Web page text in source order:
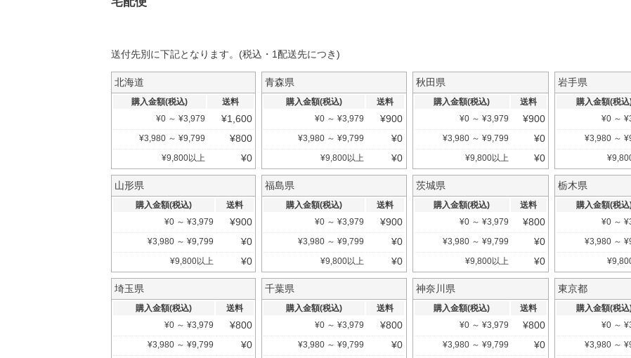
送付先別に下記となります。(税込・1配送先につき)
北海道
購入金額(税込)
送料
¥0 ～ ¥3,979 ¥1,600
¥3,980 ～ ¥9,799 ¥800
¥9,800以上 ¥0
青森県
購入金額(税込)
送料
¥0 ～ ¥3,979 ¥900
¥3,980 ～ ¥9,799 ¥0
¥9,800以上 ¥0
秋田県
購入金額(税込)
送料
¥0 ～ ¥3,979 ¥900
¥3,980 ～ ¥9,799 ¥0
¥9,800以上 ¥0
岩手県
購入金額(税込
¥0 ～ ¥
¥3,980 ～ ¥
¥
山形県
購入金額(税込)
送料
¥0 ～ ¥3,979 ¥900
¥3,980 ～ ¥9,799 ¥0
¥9,800以上 ¥0
福島県
購入金額(税込)
送料
¥0 ～ ¥3,979 ¥900
¥3,980 ～ ¥9,799 ¥0
¥9,800以上 ¥0
茨城県
購入金額(税込)
送料
¥0 ～ ¥3,979 ¥800
¥3,980 ～ ¥9,799 ¥0
¥9,800以上 ¥0
栃木県
購入金額(税込
¥0 ～ ¥
¥3,980 ～ ¥
¥
埼玉県
購入金額(税込)
送料
¥0 ～ ¥3,979 ¥800
¥3,980 ～ ¥9,799 ¥0
千葉県
購入金額(税込)
送料
¥0 ～ ¥3,979 ¥800
¥3,980 ～ ¥9,799 ¥0
神奈川県
購入金額(税込)
送料
¥0 ～ ¥3,979 ¥800
¥3,980 ～ ¥9,799 ¥0
東京都
購入金額(税込
¥0 ～ ¥
¥3,980 ～ ¥